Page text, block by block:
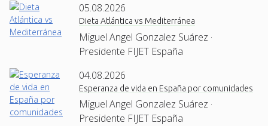
05.08.2026
Dieta Atlántica vs Mediterránea
Miguel Angel Gonzalez Suárez ·
Presidente FIJET España
04.08.2026
Esperanza de vida en España por comunidades
Miguel Angel Gonzalez Suárez ·
Presidente FIJET España